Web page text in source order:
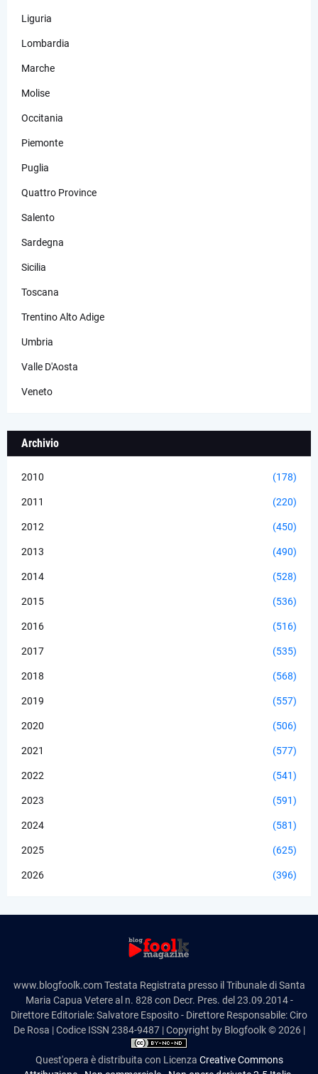
Liguria
Lombardia
Marche
Molise
Occitania
Piemonte
Puglia
Quattro Province
Salento
Sardegna
Sicilia
Toscana
Trentino Alto Adige
Umbria
Valle D'Aosta
Veneto
Archivio
2010 (178)
2011 (220)
2012 (450)
2013 (490)
2014 (528)
2015 (536)
2016 (516)
2017 (535)
2018 (568)
2019 (557)
2020 (506)
2021 (577)
2022 (541)
2023 (591)
2024 (581)
2025 (625)
2026 (396)
www.blogfoolk.com Testata Registrata presso il Tribunale di Santa
Maria Capua Vetere al n. 828 con Decr. Pres. del 23.09.2014 -
Direttore Editoriale: Salvatore Esposito - Direttore Responsabile: Ciro
De Rosa | Codice ISSN 2384-9487 | Copyright by Blogfoolk © 2026 |
Quest'opera è distribuita con Licenza Creative Commons